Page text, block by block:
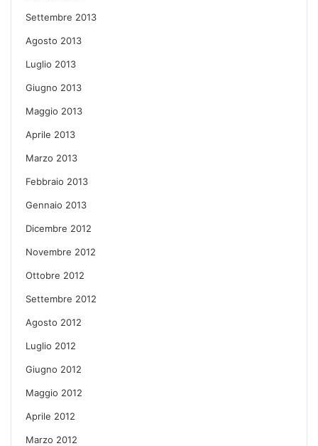
Settembre 2013
Agosto 2013
Luglio 2013
Giugno 2013
Maggio 2013
Aprile 2013
Marzo 2013
Febbraio 2013
Gennaio 2013
Dicembre 2012
Novembre 2012
Ottobre 2012
Settembre 2012
Agosto 2012
Luglio 2012
Giugno 2012
Maggio 2012
Aprile 2012
Marzo 2012